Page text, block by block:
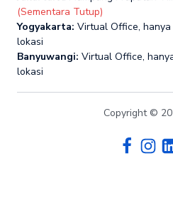
(Sementara Tutup)
Yogyakarta: Virtual Office,
lokasi
Banyuwangi: Virtual Office,
lokasi
Copyright ©